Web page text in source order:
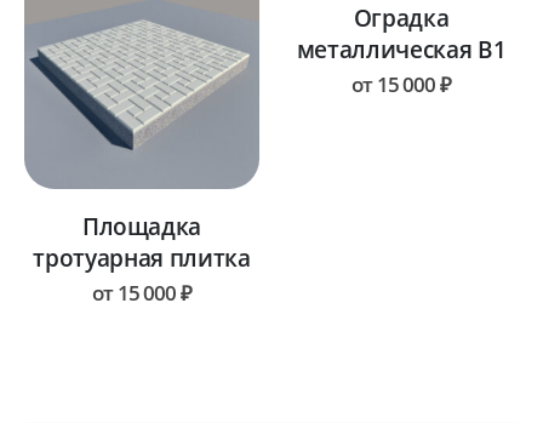
Площадка
тротуарная плитка
от15 000₽
Оградка
металлическая В1
от15 000₽